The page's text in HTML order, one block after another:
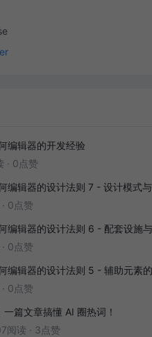
编辑器的开发经验
· 0点赞
编辑器的设计法则 7 - 设计模式
· 0点赞
编辑器的设计法则 6 - 配套设施
· 0点赞
编辑器的设计法则 5 - 辅助元素
· 0点赞
篇文章搞懂 AI 圈热词！
阅读 · 3点赞